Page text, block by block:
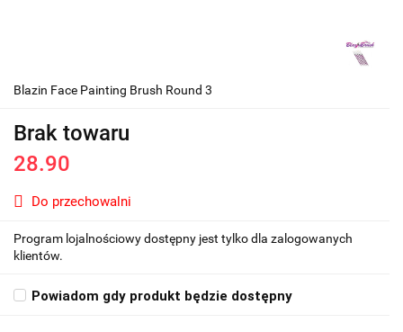
Blazin Face Painting Brush Round 3
Brak towaru
28.90
Do przechowalni
Program lojalnościowy dostępny jest tylko dla zalogowanych
klientów.
Powiadom gdy produkt będzie dostępny